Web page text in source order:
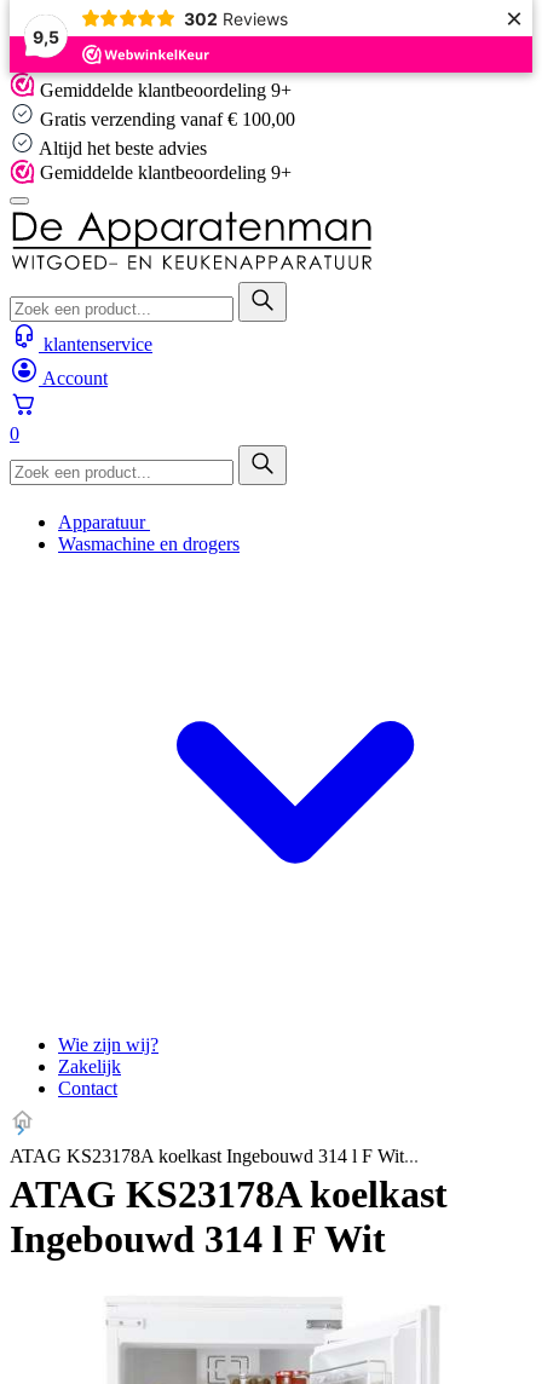
9,5
302 Reviews ×
Skip
to
content
Gemiddelde klantbeoordeling 9+
Gratis verzending vanaf € 100,00
Altijd het beste advies
Gemiddelde klantbeoordeling 9+
klantenservice
Account
0
Apparatuur
Wasmachine en drogers
Wie zijn wij?
Zakelijk
Contact
ATAG KS23178A koelkast Ingebouwd 314 l F Wit
ATAG KS23178A koelkast
Ingebouwd 314 l F Wit